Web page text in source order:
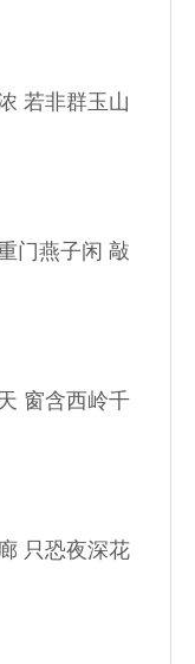
若非群玉山
门燕子闲 敲
窗含西岭千
只恐夜深花